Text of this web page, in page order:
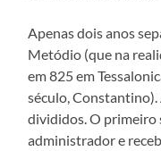
Apenas dois anos
Metódio (que na
em 825 em
século,
divididos. O primeiro
administrador e